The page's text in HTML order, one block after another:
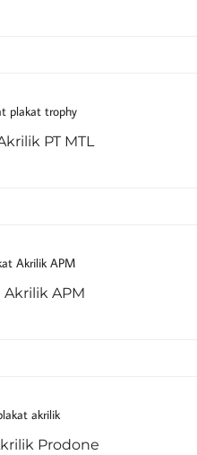
PT MTL
Akrilik APM
Prodone